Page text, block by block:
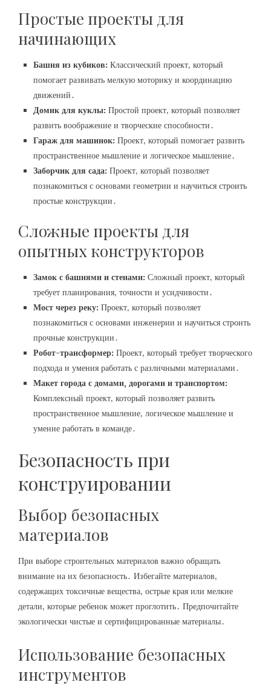
Простые проекты для
начинающих
Башня из кубиков: Классический проект‚ который
помогает развивать мелкую моторику и координацию
движений․
Домик для куклы: Простой проект‚ который позволяет
развить воображение и творческие способности․
Гараж для машинок: Проект‚ который помогает развить
пространственное мышление и логическое мышление․
Заборчик для сада: Проект‚ который позволяет
познакомиться с основами геометрии и научиться строить
простые конструкции․
Сложные проекты для
опытных конструкторов
Замок с башнями и стенами: Сложный проект‚ который
требует планирования‚ точности и усидчивости․
Мост через реку: Проект‚ который позволяет
познакомиться с основами инженерии и научиться строить
прочные конструкции․
Робот-трансформер: Проект‚ который требует творческого
подхода и умения работать с различными материалами․
Макет города с домами‚ дорогами и транспортом:
Комплексный проект‚ который позволяет развить
пространственное мышление‚ логическое мышление и
умение работать в команде․
Безопасность при
конструировании
Выбор безопасных
материалов
При выборе строительных материалов важно обращать
внимание на их безопасность․ Избегайте материалов‚
содержащих токсичные вещества‚ острые края или мелкие
детали‚ которые ребенок может проглотить․ Предпочитайте
экологически чистые и сертифицированные материалы․
Использование безопасных
инструментов